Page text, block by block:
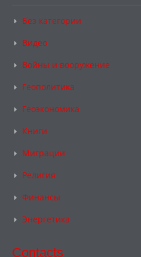
Без категории
Видео
Войны и вооружение
Геополитика
Геоэкономика
Книги
Миграции
Религия
Финансы
Энергетика
Contacts